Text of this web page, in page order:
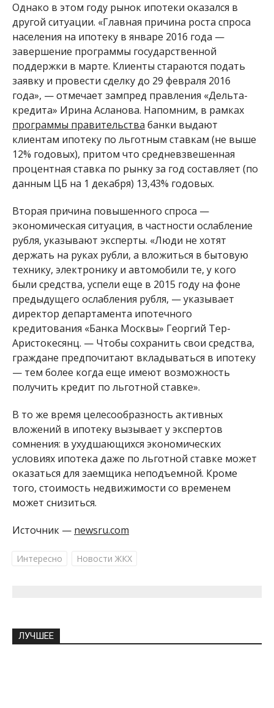
Однако в этом году рынок ипотеки оказался в
другой ситуации. «Главная причина роста спроса
населения на ипотеку в январе 2016 года —
завершение программы государственной
поддержки в марте. Клиенты стараются подать
заявку и провести сделку до 29 февраля 2016
года», — отмечает зампред правления «Дельта-
кредита» Ирина Асланова. Напомним, в рамках
программы правительства банки выдают
клиентам ипотеку по льготным ставкам (не выше
12% годовых), притом что средневзвешенная
процентная ставка по рынку за год составляет (по
данным ЦБ на 1 декабря) 13,43% годовых.
Вторая причина повышенного спроса —
экономическая ситуация, в частности ослабление
рубля, указывают эксперты. «Люди не хотят
держать на руках рубли, а вложиться в бытовую
технику, электронику и автомобили те, у кого
были средства, успели еще в 2015 году на фоне
предыдущего ослабления рубля, — указывает
директор департамента ипотечного
кредитования «Банка Москвы» Георгий Тер-
Аристокесянц. — Чтобы сохранить свои средства,
граждане предпочитают вкладываться в ипотеку
— тем более когда еще имеют возможность
получить кредит по льготной ставке».
В то же время целесообразность активных
вложений в ипотеку вызывает у экспертов
сомнения: в ухудшающихся экономических
условиях ипотека даже по льготной ставке может
оказаться для заемщика неподъемной. Кроме
того, стоимость недвижимости со временем
может снизиться.
Источник — newsru.com
Интересно Новости ЖКХ
ЛУЧШЕЕ